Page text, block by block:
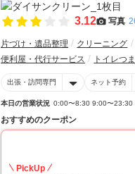
3.12 写真
片づけ・遺品整理 クリーニング
便利屋・代行サービス
トイレつ
出張・訪問専門 ネット予約
本日の営業状況 0:00〜8:30 9:00〜23:30
おすすめのクーポン
PickUp